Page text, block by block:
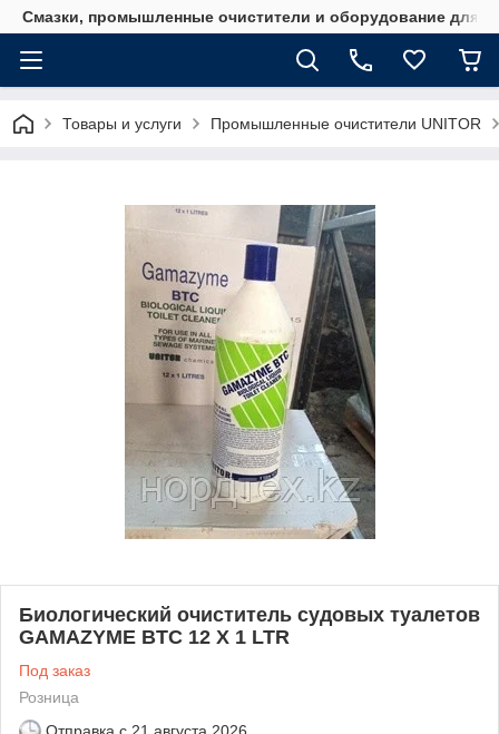
Смазки, промышленные очистители и оборудование для
Товары и услуги Промышленные очистители UNITOR
Биологический очиститель судовых туалетов
GAMAZYME BTC 12 X 1 LTR
Под заказ
Розница
Отправка с 21 августа 2026